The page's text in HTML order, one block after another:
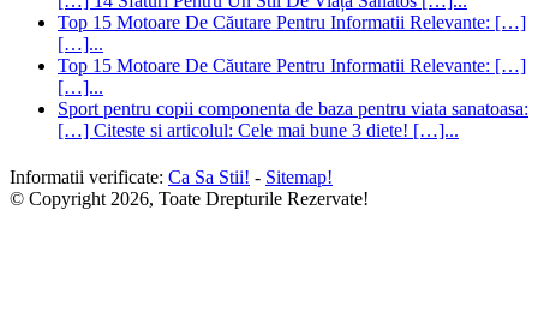
Top 15 Motoare De Căutare Pentru Informatii Relevante: […]
[…]...
Top 15 Motoare De Căutare Pentru Informatii Relevante: […]
[…]...
Sport pentru copii componenta de baza pentru viata sanatoasa:
[…] Citeste si articolul: Cele mai bune 3 diete! […]...
Informatii verificate: Ca Sa Stii! - Sitemap!
© Copyright 2026, Toate Drepturile Rezervate!